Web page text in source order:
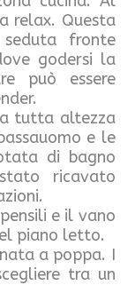
relax. Questa
fronte
godersi la
può essere
tutta altezza
e le
di bagno
ricavato
e il vano
piano letto.
a poppa. I
tra un